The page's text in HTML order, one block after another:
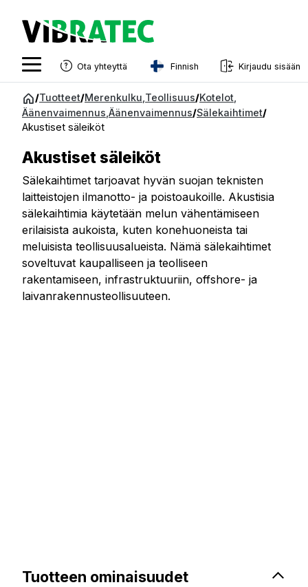
sisältöön
Ota yhteyttä Finnish
Swedish
Estonian
Finnish
Danish
Kirjaudu sisään
/Tuotteet/Merenkulku Teollisuus/Kotelot
Äänenvaimennus Äänenvaimennus/Sälekaihtimet/
Akustiset säleiköt
Akustiset säleiköt
Sälekaihtimet tarjoavat hyvän suojan teknisten
laitteistojen ilmanotto- ja poistoaukoille. Akustisia
sälekaihtimia käytetään melun vähentämiseen
erilaisista aukoista, kuten konehuoneista tai
meluisista teollisuusalueista. Nämä sälekaihtimet
soveltuvat kaupalliseen ja teolliseen
rakentamiseen, infrastruktuuriin, offshore- ja
laivanrakennusteollisuuteen.
Tuotteen ominaisuudet